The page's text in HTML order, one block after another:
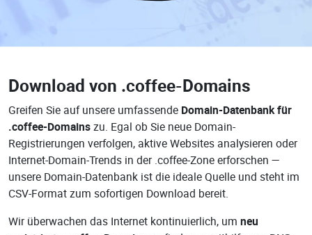
Download von .coffee-Domains
Greifen Sie auf unsere umfassende Domain-Datenbank für
.coffee-Domainszu. Egal ob Sie neue Domain-
Registrierungen verfolgen, aktive Websites analysieren oder
Internet-Domain-Trends in der .coffee-Zone erforschen —
unsere Domain-Datenbank ist die ideale Quelle und steht im
CSV-Format zum sofortigen Download bereit.
Wir überwachen das Internet kontinuierlich, um neu